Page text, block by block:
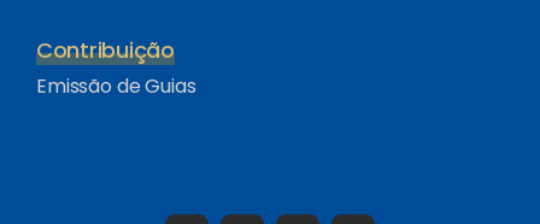
Contribuição
Emissão de Guias